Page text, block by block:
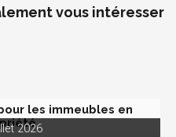
vous intéresser
les immeubles en
2026